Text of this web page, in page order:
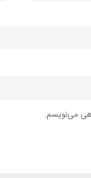
می‌نویسم.